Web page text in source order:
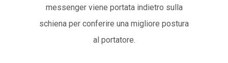
messenger viene portata indietro sulla
schiena per conferire una migliore postura
al portatore.